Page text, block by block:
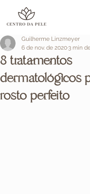
8 tratamentos
dermatológicos
rosto perfeito
Guilherme Linzmeyer
6 de nov. de 20203 min